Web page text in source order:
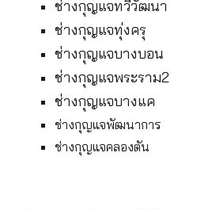
ช่างกุญแจทวีวัฒนา
ช่างกุญแจทุ่งครุ
ช่างกุญแจบางบอน
ช่างกุญแจพระราม2
ช่างกุญแจบางแค
ช่างกุญแจพัฒนาการ
ช่างกุญแจคลองตัน